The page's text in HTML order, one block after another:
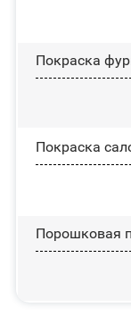
Покраска
Покраска
Порошковая